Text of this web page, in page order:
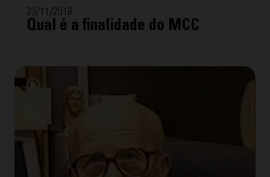
23/11/2018
Qual é a finalidade do MCC